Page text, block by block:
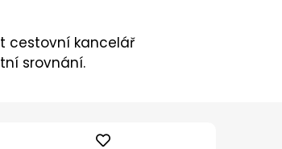
cestovní kancelář
srovnání.